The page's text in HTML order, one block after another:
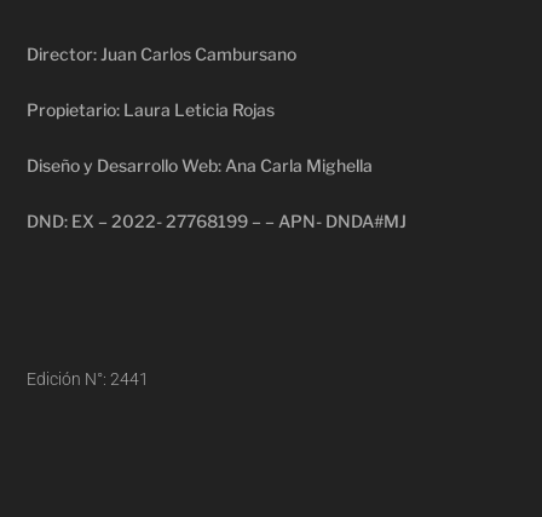
Director: Juan Carlos Cambursano
Propietario: Laura Leticia Rojas
Diseño y Desarrollo Web: Ana Carla Mighella
DND: EX – 2022- 27768199 – – APN- DNDA#MJ
Edición N°: 2441